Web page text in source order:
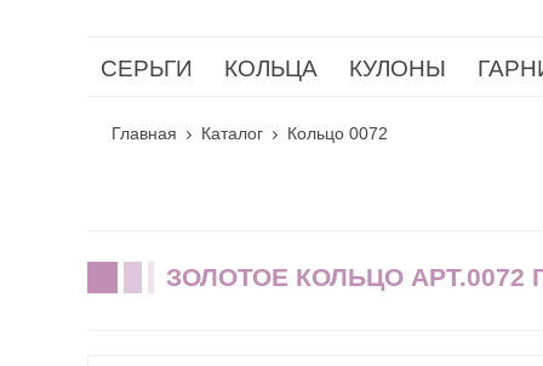
СЕРЬГИ КОЛЬЦА КУЛОНЫ
Главная Каталог Кольцо 0072
ЗОЛОТОЕ КОЛЬЦО АРТ.0072